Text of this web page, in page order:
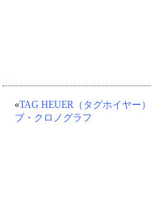
«TAG HEUER（タグホイヤー
ブ・クロノグラフ